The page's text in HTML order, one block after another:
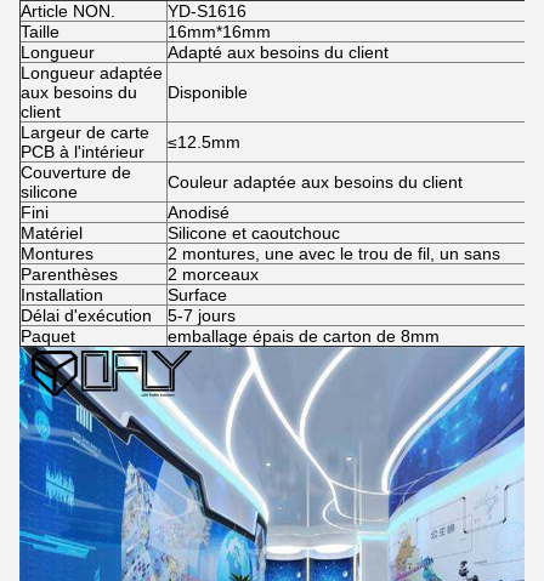
Article NON.
YD-S1616
Taille
16mm*16mm
Longueur
Adapté aux besoins du client
Longueur adaptée
aux besoins du
client
Disponible
Largeur de carte
PCB à l'intérieur
≤12.5mm
Couverture de
silicone
Couleur adaptée aux besoins du client
Fini
Anodisé
Matériel
Silicone et caoutchouc
Montures
2 montures, une avec le trou de fil, un sans
Parenthèses
2 morceaux
Installation
Surface
Délai d'exécution
5-7 jours
Paquet
emballage épais de carton de 8mm